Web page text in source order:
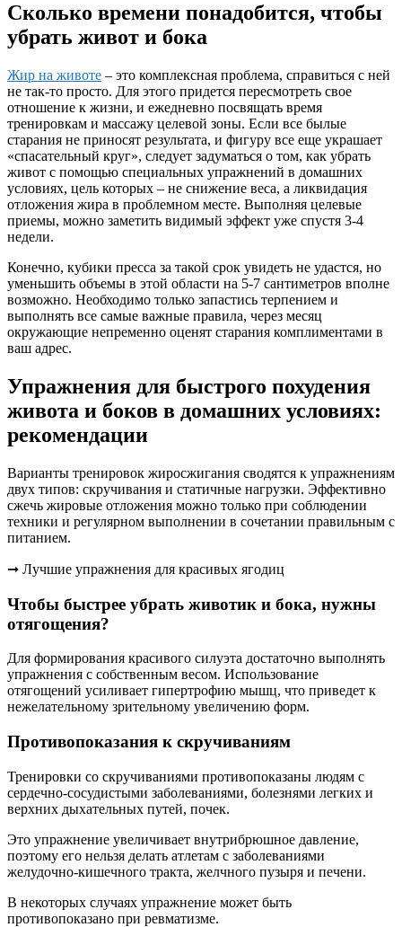
Сколько времени понадобится, чтобы
убрать живот и бока
Жир на животе – это комплексная проблема, справиться с ней
не так-то просто. Для этого придется пересмотреть свое
отношение к жизни, и ежедневно посвящать время
тренировкам и массажу целевой зоны. Если все былые
старания не приносят результата, и фигуру все еще украшает
«спасательный круг», следует задуматься о том, как убрать
живот с помощью специальных упражнений в домашних
условиях, цель которых – не снижение веса, а ликвидация
отложения жира в проблемном месте. Выполняя целевые
приемы, можно заметить видимый эффект уже спустя 3-4
недели.
Конечно, кубики пресса за такой срок увидеть не удастся, но
уменьшить объемы в этой области на 5-7 сантиметров вполне
возможно. Необходимо только запастись терпением и
выполнять все самые важные правила, через месяц
окружающие непременно оценят старания комплиментами в
ваш адрес.
Упражнения для быстрого похудения
живота и боков в домашних условиях:
рекомендации
Варианты тренировок жиросжигания сводятся к упражнениям
двух типов: скручивания и статичные нагрузки. Эффективно
сжечь жировые отложения можно только при соблюдении
техники и регулярном выполнении в сочетании правильным с
питанием.
➞ Лучшие упражнения для красивых ягодиц
Чтобы быстрее убрать животик и бока, нужны
отягощения?
Для формирования красивого силуэта достаточно выполнять
упражнения с собственным весом. Использование
отягощений усиливает гипертрофию мышц, что приведет к
нежелательному зрительному увеличению форм.
Противопоказания к скручиваниям
Тренировки со скручиваниями противопоказаны людям с
сердечно-сосудистыми заболеваниями, болезнями легких и
верхних дыхательных путей, почек.
Это упражнение увеличивает внутрибрюшное давление,
поэтому его нельзя делать атлетам с заболеваниями
желудочно-кишечного тракта, желчного пузыря и печени.
В некоторых случаях упражнение может быть
противопоказано при ревматизме.